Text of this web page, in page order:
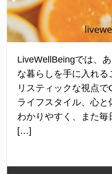
LiveWellBeingでは、
な暮らしを手に入れ
リスティックな視点で
ライフスタイル、心
わかりやすく、また毎
[…]